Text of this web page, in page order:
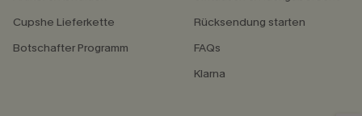
Cupshe Lieferkette
Botschafter Programm
Rücksendung starten
FAQs
Klarna